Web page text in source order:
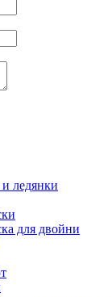
ледянки
для двойни